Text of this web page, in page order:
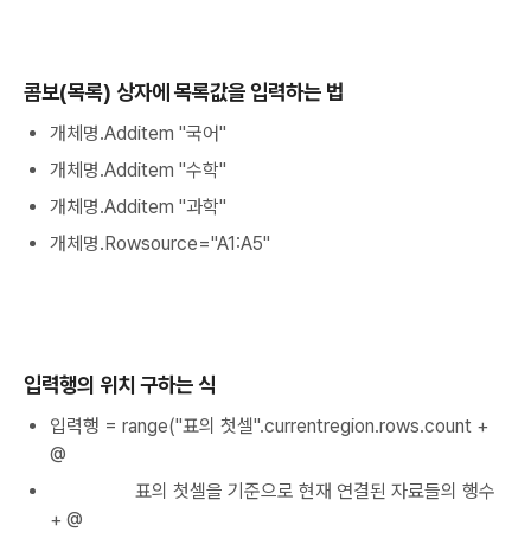
콤보(목록) 상자에 목록값을 입력하는 법
개체명.Additem "국어"
개체명.Additem "수학"
개체명.Additem "과학"
개체명.Rowsource="A1:A5"
입력행의 위치 구하는 식
입력행 = range("표의 첫셀".currentregion.rows.count +
@
표의 첫셀을 기준으로 현재 연결된 자료들의 행수
+ @